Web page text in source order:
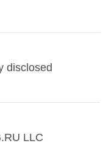
disclosed
LLC